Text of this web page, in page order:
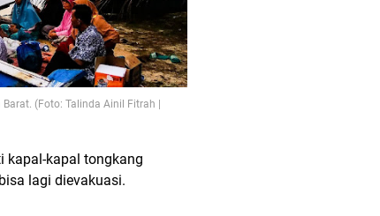
(Foto: Talinda Ainil Fitrah |
kapal-kapal tongkang
lagi dievakuasi.